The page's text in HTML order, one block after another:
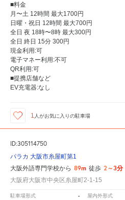
■料金
月〜土 12時間 最大1700円
日曜・祝日 12時間 最大700円
全日 夜 18時〜8時 最大300円
全日 終日 15分 300円
現金利用:可
電子マネー利用:不可
QR利用:可
■提携店舗など
EV充電器:なし
1 人がお気に入りの駐車場
ID:305114750
パラカ 大阪市糸屋町第1
大阪外語専門学校から 89m 徒歩 2～3分
大阪府大阪市中央区糸屋町2-1-15
駐車場形式 - 屋内外形式